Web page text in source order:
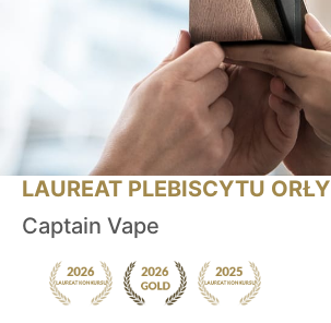
LAUREAT PLEBISCYTU ORŁY
Captain Vape